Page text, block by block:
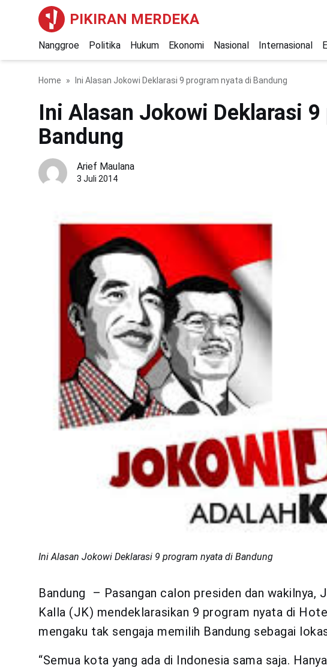
PIKIRAN MERDEKA
Nanggroe Politika Hukum Ekonomi Nasional Internasional
Home Ini Alasan Jokowi Deklarasi 9 program nyata di Bandung
Ini Alasan Jokowi Deklarasi
Bandung
Arief Maulana
3 Juli 2014
Ini Alasan Jokowi Deklarasi 9 program nyata di Bandung
Bandung – Pasangan calon presiden dan
Kalla (JK) mendeklarasikan 9 program nyata di
mengaku tak sengaja memilih Bandung sebagai
“Semua kota yang ada di Indonesia sama saja.